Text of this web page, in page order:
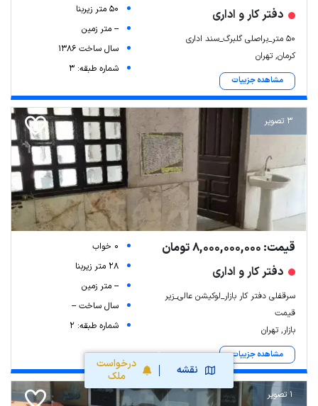
نقشه
درخواست
ملک
دفتر کار و اداری
۵۰ متر_براصلی گلبرگ_سند اداری
کرمان, تهران
مشاهده جزییات
50 متر زیربنا
-- متر زمین
سال ساخت 1386
شماره طبقه: 3
3 تصویر
قیمت: 8,000,000,000 تومان
دفتر کار و اداری
سرقفلی دفتر کار بازار_لوکیشن عالی_زیر
قیمت
بازار, تهران
مشاهده جزییات
0 خواب
28 متر زیربنا
-- متر زمین
سال ساخت --
شماره طبقه: 2
1 تصویر